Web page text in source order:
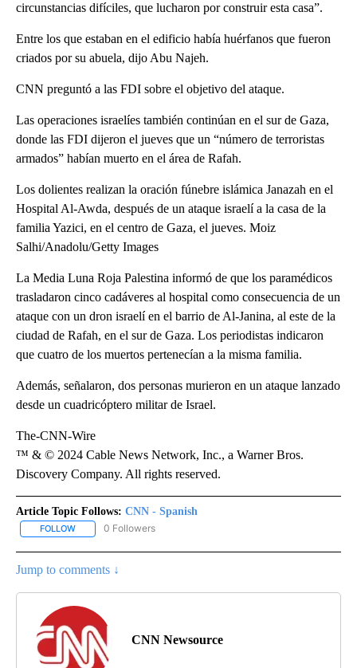
circunstancias difíciles, que lucharon por construir esta casa”.
Entre los que estaban en el edificio había huérfanos que fueron
criados por su abuela, dijo Abu Najeh.
CNN preguntó a las FDI sobre el objetivo del ataque.
Las operaciones israelíes también continúan en el sur de Gaza,
donde las FDI dijeron el jueves que un “número de terroristas
armados” habían muerto en el área de Rafah.
Los dolientes realizan la oración fúnebre islámica Janazah en el
Hospital Al-Awda, después de un ataque israelí a la casa de la
familia Yazici, en el centro de Gaza, el jueves. Moiz
Salhi/Anadolu/Getty Images
La Media Luna Roja Palestina informó de que los paramédicos
trasladaron cinco cadáveres al hospital como consecuencia de un
ataque con un dron israelí en el barrio de Al-Janina, al este de la
ciudad de Rafah, en el sur de Gaza. Los periodistas indicaron
que cuatro de los muertos pertenecían a la misma familia.
Además, señalaron, dos personas murieron en un ataque lanzado
desde un cuadricóptero militar de Israel.
The-CNN-Wire
™ & © 2024 Cable News Network, Inc., a Warner Bros.
Discovery Company. All rights reserved.
Article Topic Follows: CNN - Spanish
FOLLOW FOLLOW "CNN - SPANISH" TO RECEIVE NOTIFICATIONS ABOUT
0 Followers
Jump to comments ↓
CNN Newsource